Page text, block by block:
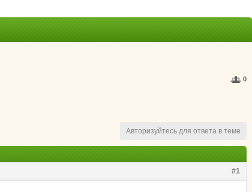
0
Авторизуйтесь для ответа в теме
#1